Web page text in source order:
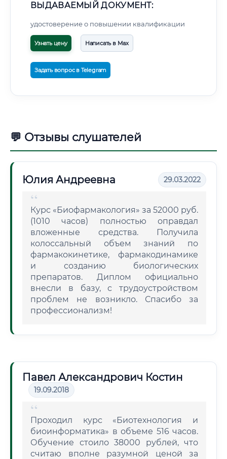
ВЫДАВАЕМЫЙ ДОКУМЕНТ:
удостоверение о повышении квалификации
Узнать цену Написать в Max
Задать вопрос в Telegram
💬 Отзывы слушателей
Юлия Андреевна 29.03.2022
Курс «Биофармакология» за 52000 руб.
(1010 часов) полностью оправдал
вложенные средства. Получила
колоссальный объем знаний по
фармакокинетике, фармакодинамике
и созданию биологических
препаратов. Диплом официально
внесли в базу, с трудоустройством
проблем не возникло. Спасибо за
профессионализм!
Павел Александрович Костин
19.09.2018
Проходил курс «Биотехнология и
биоинформатика» в объеме 516 часов.
Обучение стоило 38000 рублей, что
считаю вполне разумной ценой за